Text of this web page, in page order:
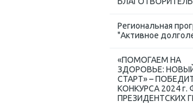
Региональная
"Активное
«ПОМОГАЕМ НА
ЗДОРОВЬЕ:
СТАРТ» –
КОНКУРСА 2024
ПРЕЗИДЕНТСКИХ